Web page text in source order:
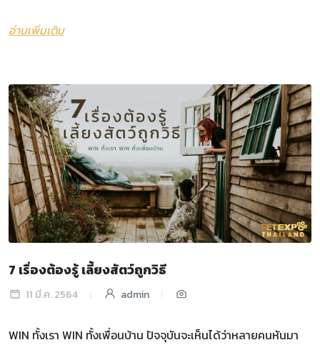
อ่านเพิ่มเติม
7 เรื่องต้องรู้ เลี้ยงสัตว์ถูกวิธี
11 มี.ค. 2564 admin
WIN ทั้งเรา WIN ทั้งเพื่อนบ้าน ปัจจุบันจะเห็นได้ว่าหลายคนหันมา